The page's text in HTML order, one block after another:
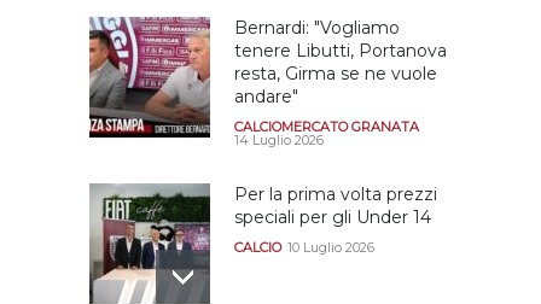
Bernardi: "Vogliamo
tenere Libutti, Portanova
resta, Girma se ne vuole
andare"
CALCIOMERCATO GRANATA
14 Luglio 2026
Per la prima volta prezzi
speciali per gli Under 14
CALCIO 10 Luglio 2026